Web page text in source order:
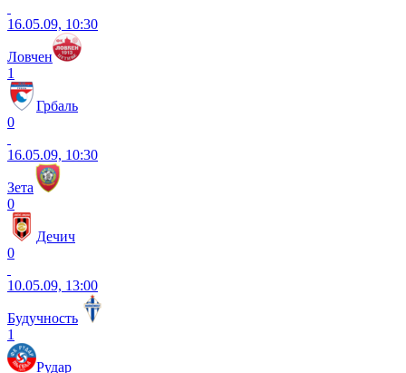
16.05.09, 10:30
Ловчен
1
Грбаль
0
16.05.09, 10:30
Зета
0
Дечич
0
10.05.09, 13:00
Будучность
1
Рудар